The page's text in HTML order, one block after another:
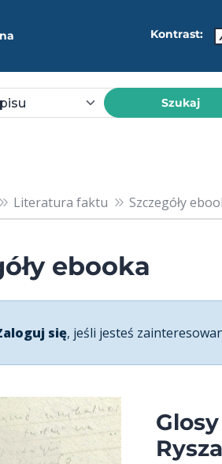
Kontrast:
Szukaj
Literatura faktu Szczegóły
ebooka
się, jeśli jesteś